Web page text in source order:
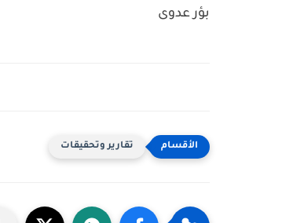
بؤر عدوى
تقارير وتحقيقات